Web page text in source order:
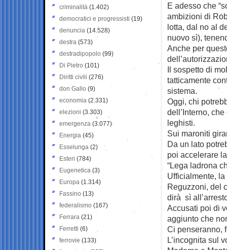
E adesso che
ambizioni di
lotta, dal no al
nuovo sì),
Anche per
Il sospetto di
tatticamente
sistema.
Oggi, chi
dell’Interno,
leghisti.
Sui maroniti
Da un lato
poi accelerare
“Lega ladrona
Ufficialmente,
Reguzzoni, del
dirà sì
Accusati poi di
aggiunto che
Ci penseranno,
L’incognita sul
criminalità (1.402)
democratici e progressisti (19)
denuncia (14.528)
destra (573)
destradipopolo (99)
Di Pietro (101)
Diritti civili (276)
don Gallo (9)
economia (2.331)
elezioni (3.303)
emergenza (3.077)
Energia (45)
Esselunga (2)
Esteri (784)
Eugenetica (3)
Europa (1.314)
Fassino (13)
federalismo (167)
Ferrara (21)
Ferretti (6)
ferrovie (133)